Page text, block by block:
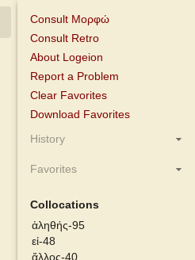
Consult Μορφώ
Consult Retro
About Logeion
Report a Problem
Clear Favorites
Download Favorites
History
Favorites
Collocations
ἀληθής-95
εἰ-48
ἄλλος-40